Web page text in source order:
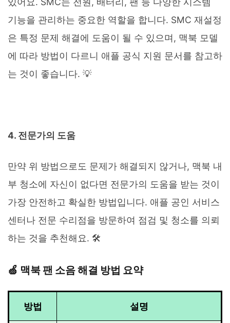
기능을 관리하는 중요한 역할을 합니다. SMC 재설정
은 특정 문제 해결에 도움이 될 수 있으며, 맥북 모델
에 따라 방법이 다르니 애플 공식 지원 문서를 참고하
는 것이 좋습니다. 💡
4. 전문가의 도움
만약 위 방법으로도 문제가 해결되지 않거나, 맥북 내
부 청소에 자신이 없다면 전문가의 도움을 받는 것이
가장 안전하고 확실한 방법입니다. 애플 공인 서비스
센터나 전문 수리점을 방문하여 점검 및 청소를 의뢰
하는 것을 추천해요. 🛠️
🍏 맥북 팬 소음 해결 방법 요약
방법 설명